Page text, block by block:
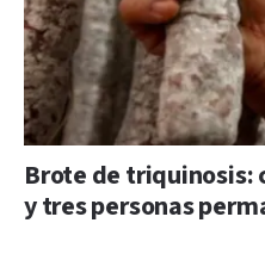
Brote de triquinosis:
y tres personas